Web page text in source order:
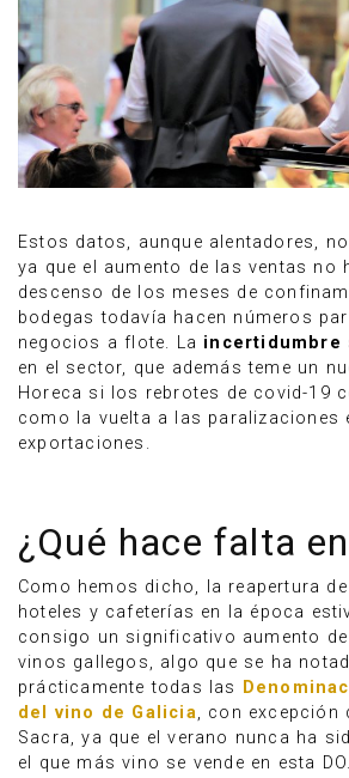
Estos datos, aunque alentadores,
ya que el aumento de las ventas no
descenso de los meses de
bodegas todavía hacen números
negocios a flote. La incertidumbre
en el sector, que además teme un
Horeca si los rebrotes de covid-19
como la vuelta a las paralizaciones
exportaciones.
¿Qué hace falta
Como hemos dicho, la reapertura
hoteles y cafeterías en la época
consigo un significativo aumento
vinos gallegos, algo que se ha
prácticamente todas las
del vino de Galicia, con excepción
Sacra, ya que el verano nunca ha
el que más vino se vende en esta DO.